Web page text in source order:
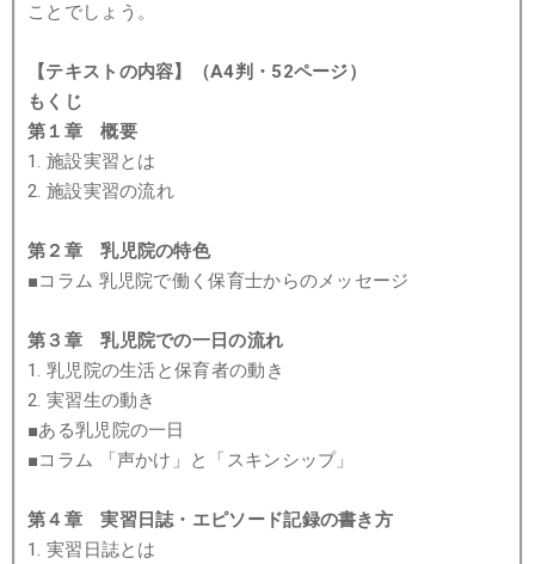
ことでしょう。
【テキストの内容】（A4判・52ページ）
もくじ
第１章 概要
1. 施設実習とは
2. 施設実習の流れ
第２章 乳児院の特色
■コラム 乳児院で働く保育士からのメッセージ
第３章 乳児院での一日の流れ
1. 乳児院の生活と保育者の動き
2. 実習生の動き
■ある乳児院の一日
■コラム 「声かけ」と「スキンシップ」
第４章 実習日誌・エピソード記録の書き方
1. 実習日誌とは